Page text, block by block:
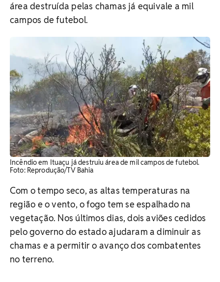
área destruída pelas chamas já equivale a mil
campos de futebol.
Incêndio em Ituaçu já destruiu área de mil campos de futebol.
Foto: Reprodução/TV Bahia
Com o tempo seco, as altas temperaturas na
região e o vento, o fogo tem se espalhado na
vegetação. Nos últimos dias, dois aviões cedidos
pelo governo do estado ajudaram a diminuir as
chamas e a permitir o avanço dos combatentes
no terreno.